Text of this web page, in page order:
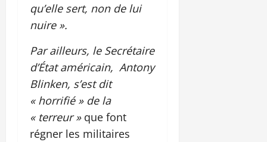
qu’elle sert, non de lui
nuire ».
Par ailleurs, le Secrétaire
d’État américain, Antony
Blinken, s’est dit
« horrifié » de la
« terreur »que font
régner les militaires